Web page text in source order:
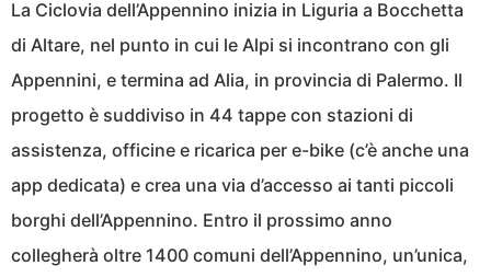
La Ciclovia dell’Appennino inizia in Liguria a Bocchetta
di Altare, nel punto in cui le Alpi si incontrano con gli
Appennini, e termina ad Alia, in provincia di Palermo. Il
progetto è suddiviso in 44 tappe con stazioni di
assistenza, officine e ricarica per e-bike (c’è anche una
app dedicata) e crea una via d’accesso ai tanti piccoli
borghi dell’Appennino. Entro il prossimo anno
collegherà oltre 1400 comuni dell’Appennino, un’unica,